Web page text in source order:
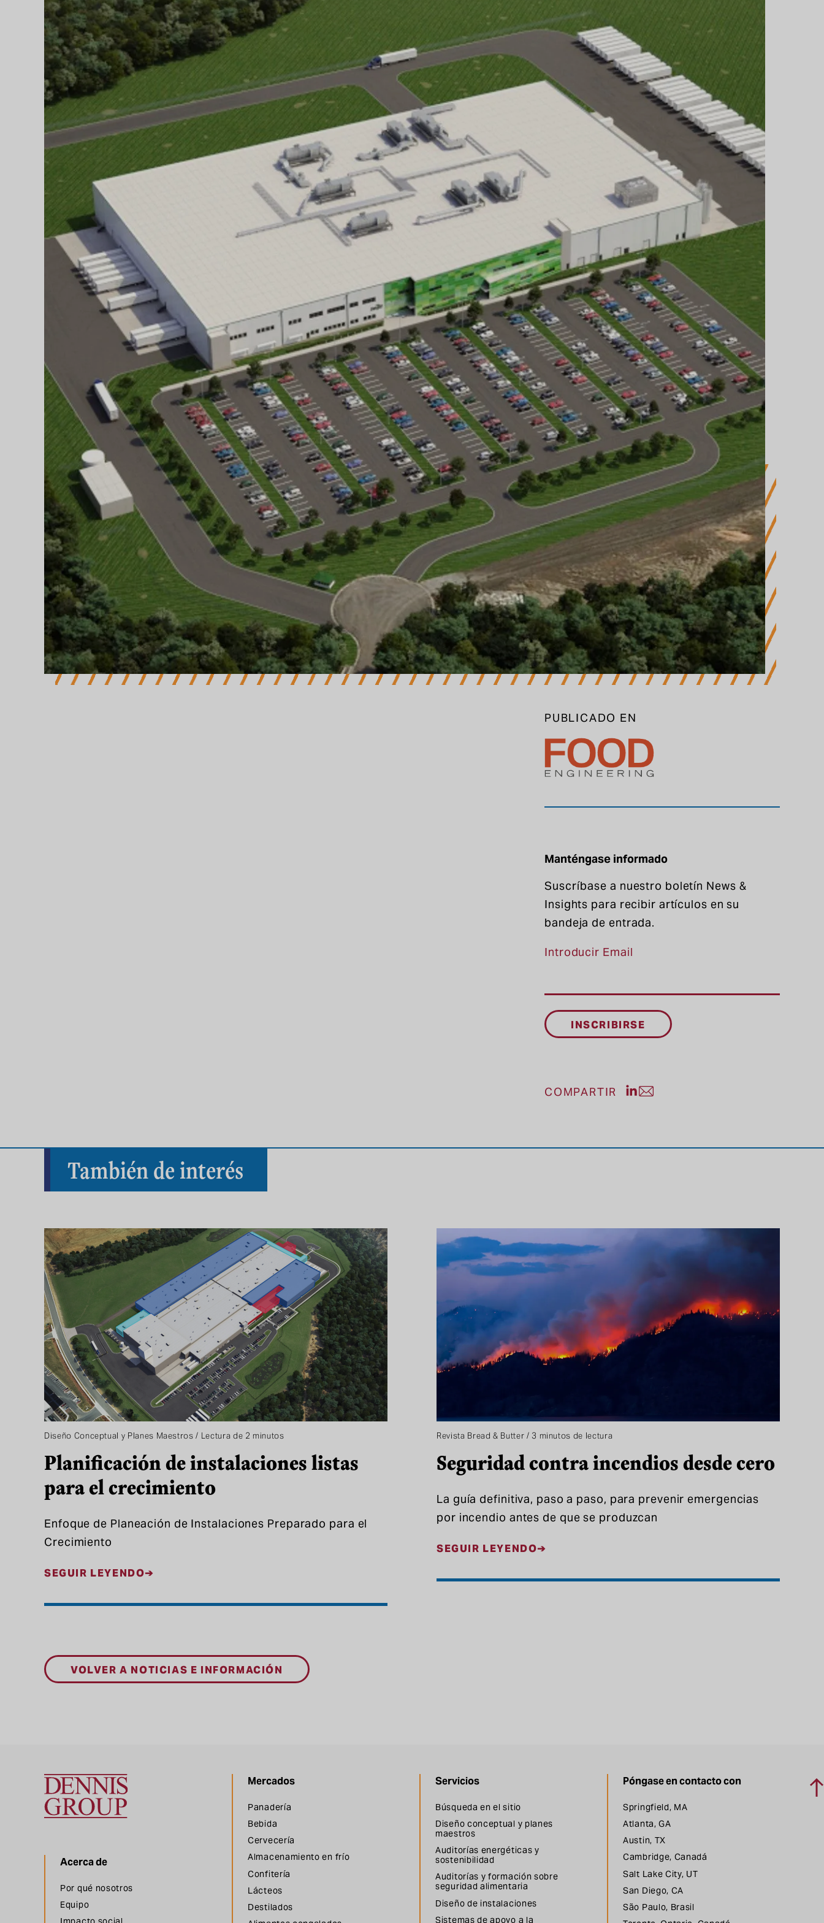
PUBLICADO EN
Manténgase informado
Suscríbase a nuestro boletín News &
Insights para recibir artículos en su
bandeja de entrada.
Introducir Email
COMPARTIR Compartir publicación en LinkedIn
Compartir entrada por correo
También de interés
Diseño Conceptual y Planes Maestros / Lectura de 2 minutos
Planificación de instalaciones listas
para el crecimiento
Enfoque de Planeación de Instalaciones Preparado para el
Crecimiento
SEGUIR LEYENDO
Revista Bread & Butter / 3 minutos de lectura
Seguridad contra incendios desde cero
La guía definitiva, paso a paso, para prevenir emergencias
por incendio antes de que se produzcan
SEGUIR LEYENDO
VOLVER A NOTICIAS E INFORMACIÓN
Grupo Dennis
Acerca de
Por qué nosotros
Equipo
Mercados
Panadería
Bebida
Cervecería
Almacenamiento en frío
Confitería
Lácteos
Destilados
Servicios
Búsqueda en el sitio
Diseño conceptual y planes
maestros
Auditorías energéticas y
sostenibilidad
Auditorías y formación sobre
seguridad alimentaria
Diseño de instalaciones
Sistemas de apoyo a la
Póngase en contacto con
Springfield, MA
Atlanta, GA
Austin, TX
Cambridge, Canadá
Salt Lake City, UT
San Diego, CA
São Paulo, Brasil